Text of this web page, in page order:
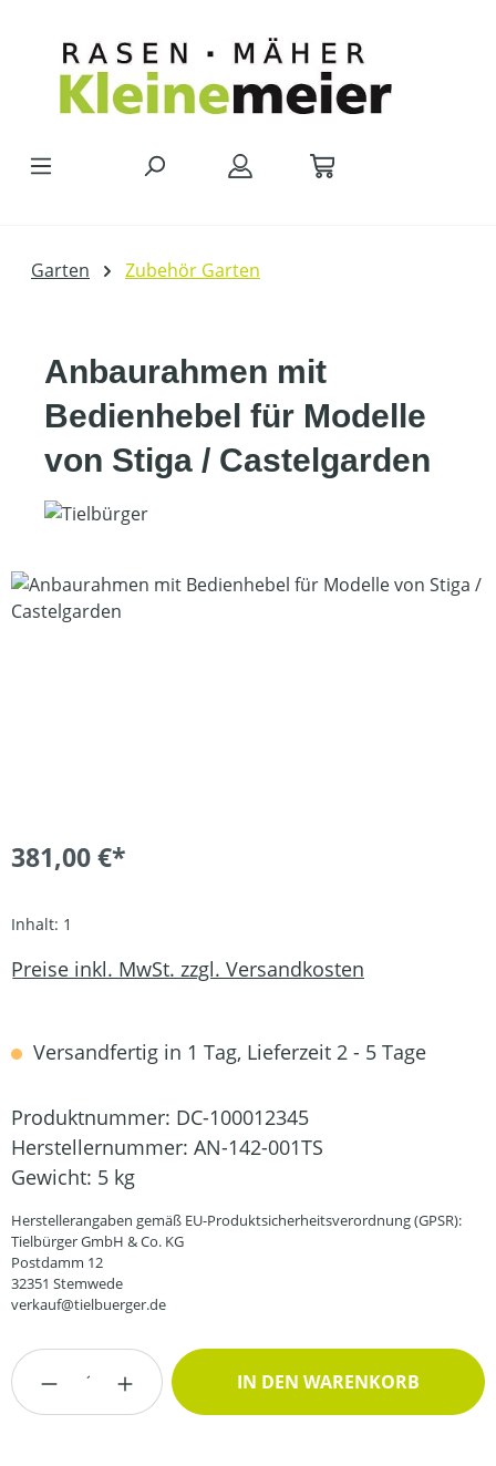
Garten Zubehör Garten
Anbaurahmen mit
Bedienhebel für Modelle
von Stiga / Castelgarden
Bildergalerie überspringen
381,00 €*
Inhalt: 1
Preise inkl. MwSt. zzgl. Versandkosten
Versandfertig in 1 Tag, Lieferzeit 2 - 5 Tage
Produktnummer: DC-100012345
Herstellernummer: AN-142-001TS
Gewicht: 5 kg
Herstellerangaben gemäß EU-Produktsicherheitsverordnung (GPSR):
Tielbürger GmbH & Co. KG
Postdamm 12
32351 Stemwede
verkauf@tielbuerger.de
Produkt Anzahl: Gib den gewünschten
IN DEN WARENKORB